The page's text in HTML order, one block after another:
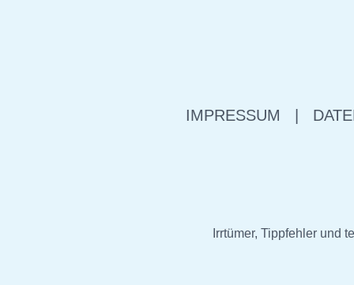
IMPRESSUM
Irrtümer, Tippfehler und